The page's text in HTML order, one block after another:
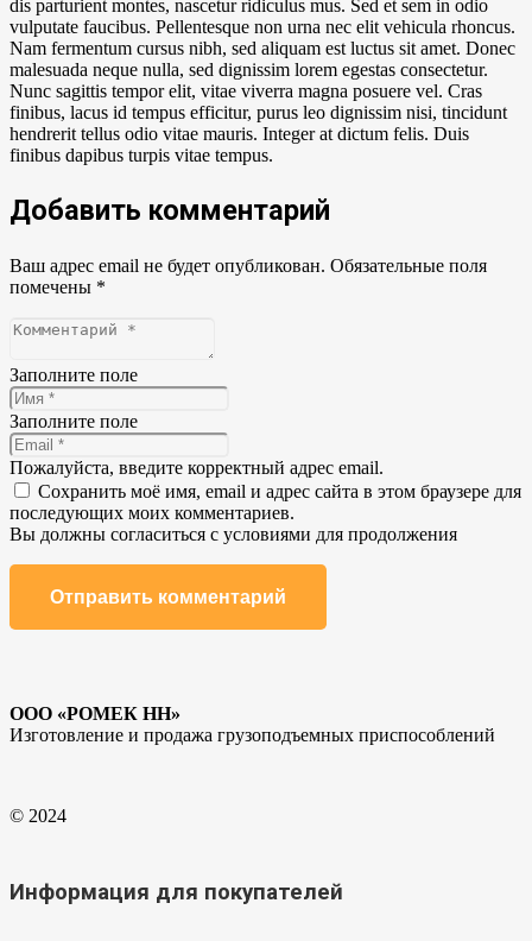
dis parturient montes, nascetur ridiculus mus. Sed et sem in odio
vulputate faucibus. Pellentesque non urna nec elit vehicula rhoncus.
Nam fermentum cursus nibh, sed aliquam est luctus sit amet. Donec
malesuada neque nulla, sed dignissim lorem egestas consectetur.
Nunc sagittis tempor elit, vitae viverra magna posuere vel. Cras
finibus, lacus id tempus efficitur, purus leo dignissim nisi, tincidunt
hendrerit tellus odio vitae mauris. Integer at dictum felis. Duis
finibus dapibus turpis vitae tempus.
Добавить комментарий
Ваш адрес email не будет опубликован. Обязательные поля
помечены *
Заполните поле
Заполните поле
Пожалуйста, введите корректный адрес email.
Сохранить моё имя, email и адрес сайта в этом браузере для
последующих моих комментариев.
Вы должны согласиться с условиями для продолжения
Отправить комментарий
ООО «РОМЕК НН»
Изготовление и продажа грузоподъемных приспособлений
© 2024
Информация для покупателей